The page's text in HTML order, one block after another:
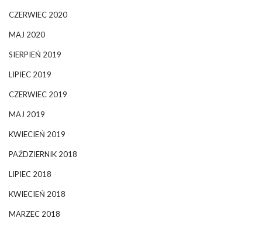
CZERWIEC 2020
MAJ 2020
SIERPIEŃ 2019
LIPIEC 2019
CZERWIEC 2019
MAJ 2019
KWIECIEŃ 2019
PAŹDZIERNIK 2018
LIPIEC 2018
KWIECIEŃ 2018
MARZEC 2018